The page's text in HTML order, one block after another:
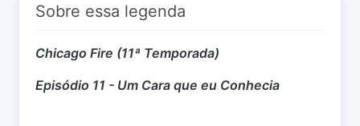
Sobre essa legenda
Chicago Fire (11ª Temporada)
Episódio 11 - Um Cara que eu Conhecia